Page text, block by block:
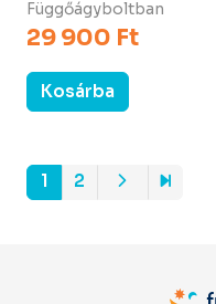
Függőágyboltban
29 900 Ft
Kosárba
1 2